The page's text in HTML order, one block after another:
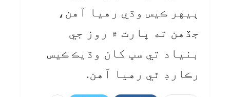
ٻيهر ڪيس وڌي رهيا آهن،
جڏهن ته ڀارت ۾ روز جي
بنياد تي سڀ کان وڌيڪ ڪيس
رڪارڊ ٿي رهيا آهن.